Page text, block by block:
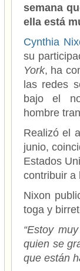
semana
ella está
Cynthia
su
York, ha
las redes
bajo el
hombre
Realizó el
junio,
Estados
contribuir a
Nixon
toga y
“Estoy
quien se
que están